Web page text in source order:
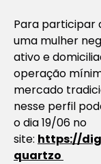
Para participar
uma mulher
ativo e
operação
mercado
nesse perfil
o dia 19/06 no
site: https://
quartzo